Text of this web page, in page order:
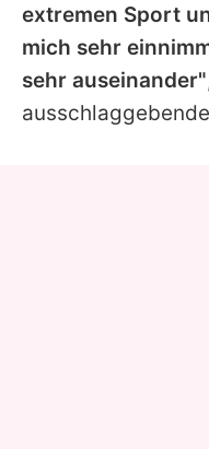
extremen Sport
mich sehr
sehr auseinander"